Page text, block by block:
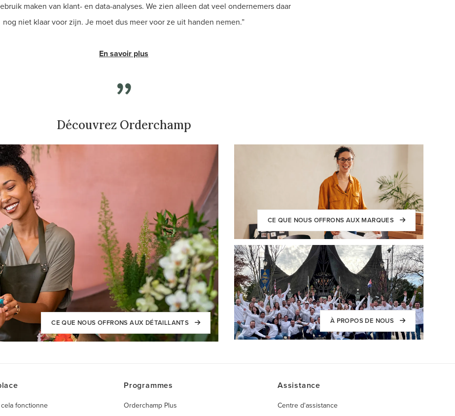
maken van klant- en data-analyses. We zien alleen dat veel ondernemers daar
nog niet klaar voor zijn. Je moet dus meer voor ze uit handen nemen.”
En savoir plus
Découvrez Orderchamp
CE QUE NOUS OFFRONS AUX DÉTAILLANTS
CE QUE NOUS OFFRONS AUX MARQUES
À PROPOS DE NOUS
fonctionne
Programmes
Orderchamp Plus
Assistance
Centre d'assistance